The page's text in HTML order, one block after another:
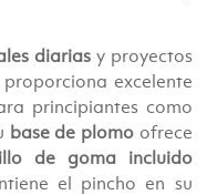
diariasy proyectos
excelente
principiantes como
base de plomo ofrece
de goma incluido
el pincho en su